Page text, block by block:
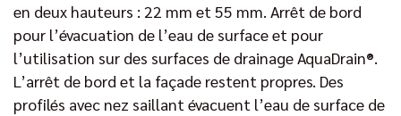
en deux hauteurs : 22 mm et 55 mm. Arrêt de bord
pour l’évacuation de l’eau de surface et pour
l’utilisation sur des surfaces de drainage AquaDrain®.
L’arrêt de bord et la façade restent propres. Des
profilés avec nez saillant évacuent l’eau de surface de